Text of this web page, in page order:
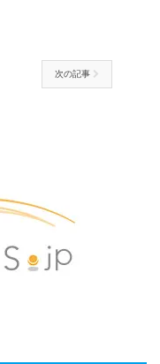
次の記事